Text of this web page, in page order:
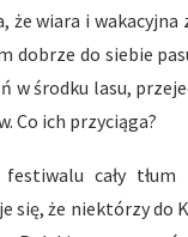
że wiara i wakacyjna
dobrze do siebie
w środku lasu,
Co ich przyciąga?
cały
się, że niektórzy do